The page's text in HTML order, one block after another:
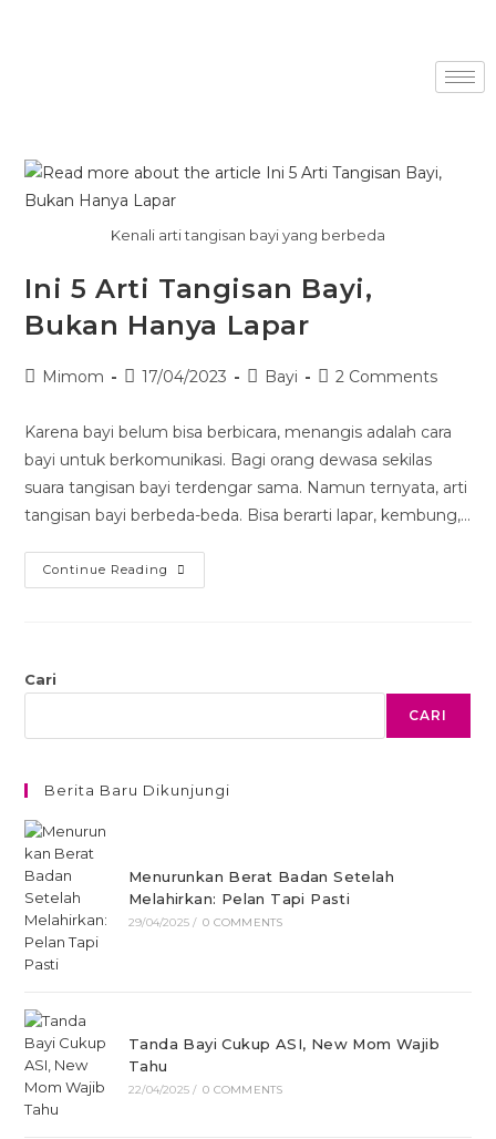
Kenali arti tangisan bayi yang berbeda
Ini 5 Arti Tangisan Bayi,
Bukan Hanya Lapar
Mimom 17/04/2023 Bayi 2 Comments
Karena bayi belum bisa berbicara, menangis adalah cara
bayi untuk berkomunikasi. Bagi orang dewasa sekilas
suara tangisan bayi terdengar sama. Namun ternyata, arti
tangisan bayi berbeda-beda. Bisa berarti lapar, kembung,…
Continue Reading
Cari
CARI
Berita Baru Dikunjungi
Menurunkan Berat Badan Setelah
Melahirkan: Pelan Tapi Pasti
29/04/2025 / 0 COMMENTS
Tanda Bayi Cukup ASI, New Mom Wajib
Tahu
22/04/2025 / 0 COMMENTS